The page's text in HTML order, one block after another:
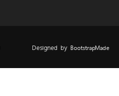
Designed by BootstrapMade